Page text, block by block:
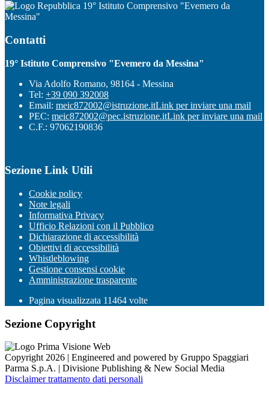
19° Istituto Comprensivo "Evemero da
Messina"
Contatti
19° Istituto Comprensivo "Evemero da Messina"
Via Adolfo Romano, 98164 - Messina
Tel: +39 090 392008
Email: meic872002@istruzione.itLink per inviare una mail
PEC: meic872002@pec.istruzione.itLink per inviare una mail
C.F.: 97062190836
Sezione Link Utili
Cookie policy
Note legali
Informativa Privacy
Ufficio Relazioni con il Pubblico
Dichiarazione di accessibilità
Obiettivi di accessibilità
Whistleblowing
Gestione consensi cookie
Amministrazione trasparente
Pagina visualizzata 11464 volte
Sezione Copyright
Copyright 2026 | Engineered and powered by Gruppo Spaggiari
Parma S.p.A. | Divisione Publishing & New Social Media
Disclaimer trattamento dati personali